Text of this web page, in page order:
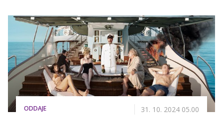
kategorijah. Pripravite se na nepozabno filmsko
doživetje in se prepustite čarovniji oskarjev.
ODDAJE 31. 10. 2024 05.00